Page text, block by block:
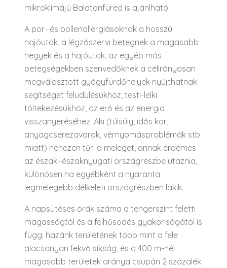
mikroklímájú Balatonfüred is ajánlható.
A por- és pollenallergiásoknak a hosszú
hajóutak, a légzőszervi betegnek a magasabb
hegyek és a hajóutak, az egyéb más
betegségekben szenvedőknek a célirányosan
megválasztott gyógyfürdőhelyek nyújthatnak
segítséget felüdülésükhöz, testi-lelki
töltekezésükhöz, az erő és az energia
visszanyeréséhez. Aki (túlsúly, idős kor,
anyagcserezavarok, vérnyomásproblémák stb.
miatt) nehezen tűri a meleget, annak érdemes
az északi-északnyugati országrészbe utaznia,
különösen ha egyébként a nyaranta
legmelegebb délkeleti országrészben lakik.
A napsütéses órák száma a tengerszint feletti
magasságtól és a felhősödés gyakoriságától is
függ: hazánk területének több mint a fele
alacsonyan fekvő síkság, és a 400 m-nél
magasabb területek aránya csupán 2 százalék.